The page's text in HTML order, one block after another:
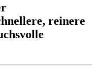
reinere